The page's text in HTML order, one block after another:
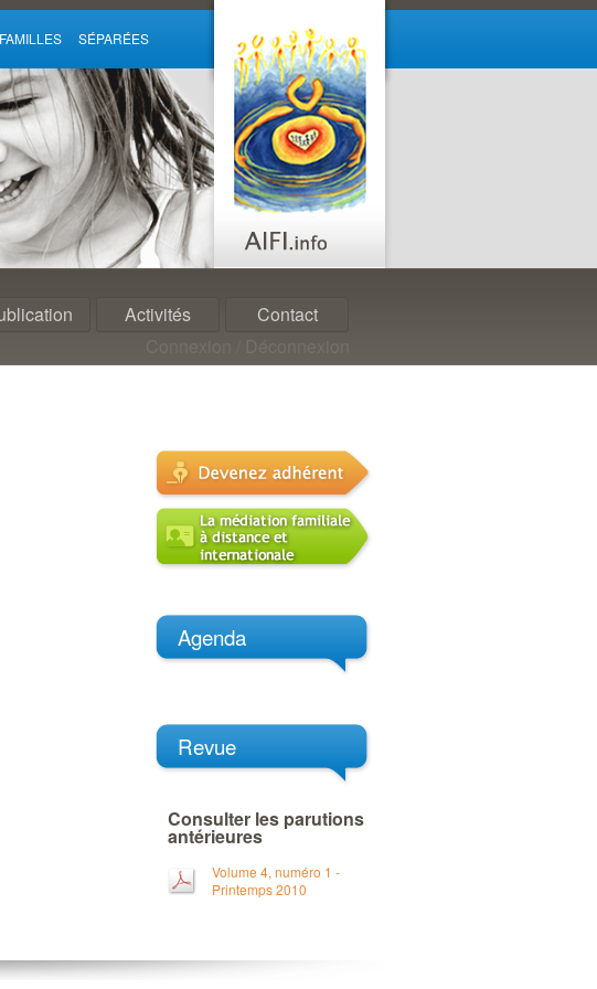
SÉPARÉES
Activités
Contact
Agenda
Revue
Consulter les parutions
antérieures
Volume 4, numéro 1 -
Printemps 2010